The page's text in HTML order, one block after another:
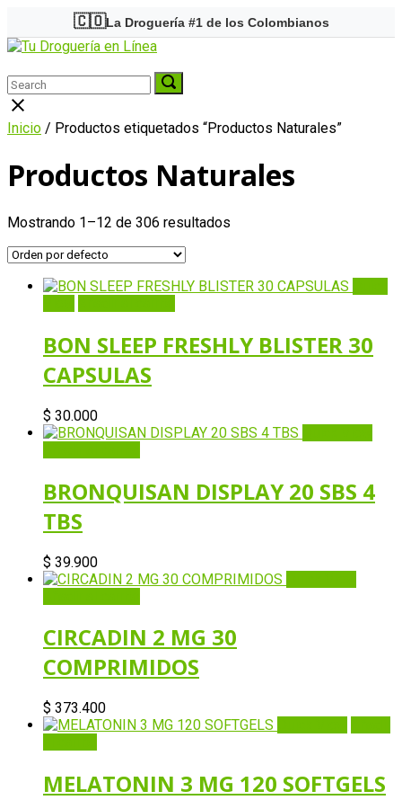
content
🇨🇴La Droguería #1 de los Colombianos
Home
Menu
Search
for:
Search
for:
Search
Close
search
bar
Inicio / Productos etiquetados “Productos Naturales”
Productos Naturales
Mostrando 1–12 de 306 resultados
BON SLEEP FRESHLY BLISTER 30
CAPSULAS
$ 30.000
BRONQUISAN DISPLAY 20 SBS 4
TBS
$ 39.900
CIRCADIN 2 MG 30
COMPRIMIDOS
$ 373.400
MELATONIN 3 MG 120 SOFTGELS